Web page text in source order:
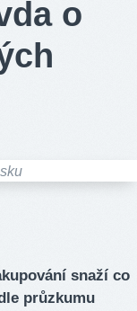
o
snaží co
průzkumu